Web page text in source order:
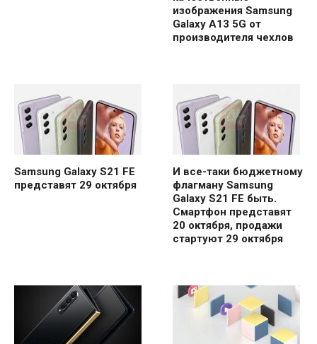
изображения Samsung
Galaxy A13 5G от
производителя чехлов
Samsung Galaxy S21 FE
представят 29 октября
И все-таки бюджетному
флагману Samsung
Galaxy S21 FE быть.
Смартфон представят
20 октября, продажи
стартуют 29 октября